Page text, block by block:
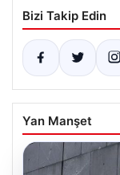
Bizi Takip Edin
Yan Manşet